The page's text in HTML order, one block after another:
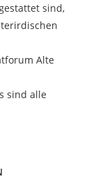
sind,
Alte
sind alle